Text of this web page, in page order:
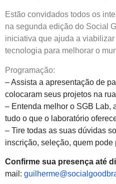
Estão convidados todos os
na segunda edição do Social
iniciativa que ajuda a
tecnologia para melhorar o
Programação:
– Assista a apresentação de
colocaram seus projetos na
– Entenda melhor o SGB Lab,
tudo o que o laboratório
– Tire todas as suas dúvidas
inscrição, seleção, quem pode
Confirme sua presença até
mail: